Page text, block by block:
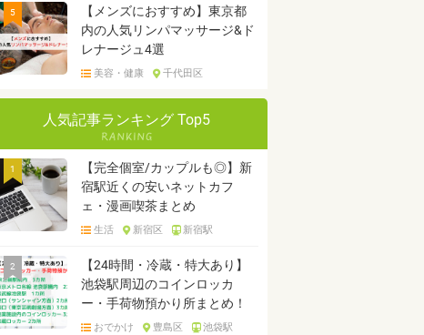
5
【メンズにおすすめ】東京都
内の人気リンパマッサージ&ド
レナージュ4選
美容・健康 千代田区
人気記事ランキング Top5
1
【完全個室/カップルも◎】新
宿駅近くの安いネットカフ
ェ・漫画喫茶まとめ
生活 新宿区 新宿駅
2
【24時間・冷蔵・特大あり】
池袋駅周辺のコインロッカ
ー・手荷物預かり所まとめ！
おでかけ 豊島区 池袋駅